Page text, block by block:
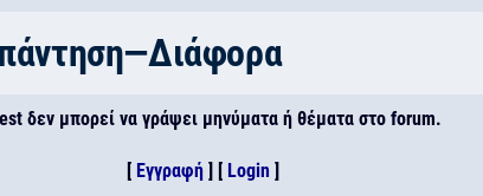
δεν μπορεί να γράψει μηνύματα ή θέματα στο forum.
[ Εγγραφή] [ Login ]